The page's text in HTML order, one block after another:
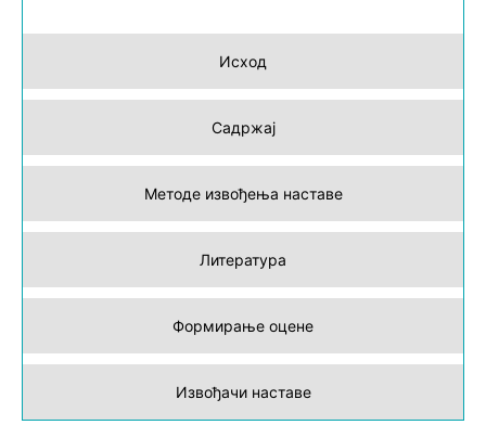
Исход
Садржај
Методе извођења наставе
Литература
Формирање оцене
Извођачи наставе